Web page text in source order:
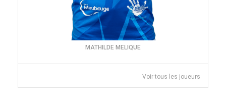
MATHILDE MELIQUE
Voir tous les joueurs